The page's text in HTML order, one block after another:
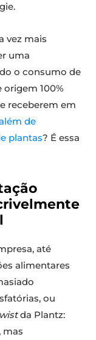
vez mais
uma
o consumo de
100%
receberem em
de
plantas? É essa
até
alimentares
ou
da Plantz:
mas